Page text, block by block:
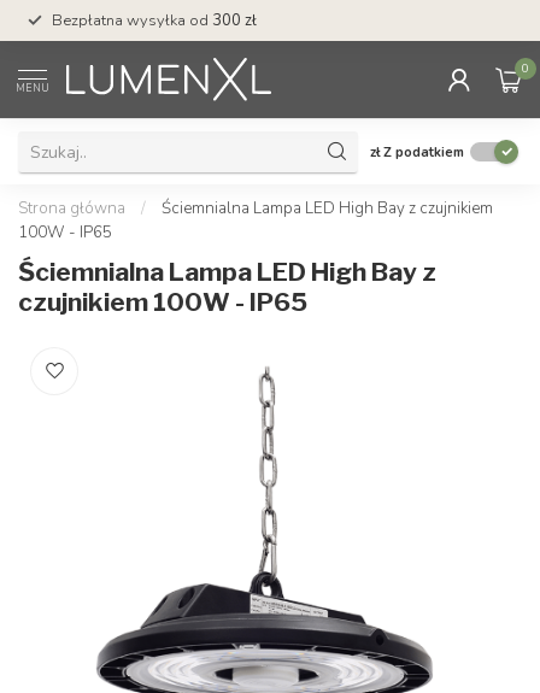
Bezpłatna wysyłka od 300 zł
MENU
0
złZ podatkiem
Strona główna /
Ściemnialna Lampa LED High Bay z czujnikiem
100W - IP65
Ściemnialna Lampa LED High Bay z
czujnikiem 100W - IP65